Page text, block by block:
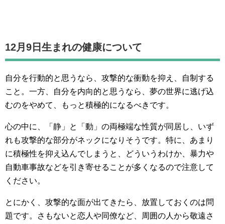
12月9日生まれの健康について
自分を行動的と思うなら、攻撃的な衝動を抑え、自制する
こと。一方、自分を内向的と思うなら、夢の世界に逃げ込
むのをやめて、もっと積極的になるべきです。
心の中に、「静」と「動」の両極端な性質が同居し、いず
れも攻撃的な部分がネックになりそうです。特に、あまり
に積極性を抑え込んでしまうと、どういうわけか、暴力や
自動車事故などを引き寄せることが多くなるので注意して
ください。
とにかく、攻撃的な面が出てきたら、放置しておくのは問
題です。さもないと恋人や同僚など、周囲の人から敬遠さ